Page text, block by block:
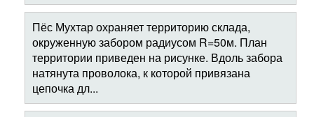
Пёс Мухтар охраняет территорию склада,
окруженную забором радиусом R=50м. План
территории приведен на рисунке. Вдоль забора
натянута проволока, к которой привязана
цепочка дл...